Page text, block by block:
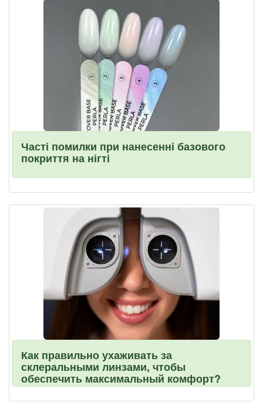
Часті помилки при нанесенні базового
покриття на нігті
Как правильно ухаживать за
склеральными линзами, чтобы
обеспечить максимальный комфорт?